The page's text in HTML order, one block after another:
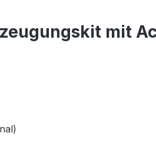
mit